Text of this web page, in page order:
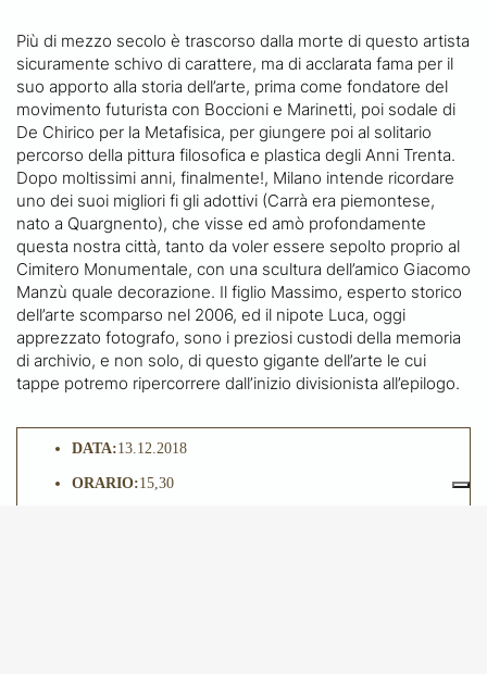
Più di mezzo secolo è trascorso dalla morte di questo artista
sicuramente schivo di carattere, ma di acclarata fama per il
suo apporto alla storia dell’arte, prima come fondatore del
movimento futurista con Boccioni e Marinetti, poi sodale di
De Chirico per la Metafisica, per giungere poi al solitario
percorso della pittura filosofica e plastica degli Anni Trenta.
Dopo moltissimi anni, finalmente!, Milano intende ricordare
uno dei suoi migliori fi gli adottivi (Carrà era piemontese,
nato a Quargnento), che visse ed amò profondamente
questa nostra città, tanto da voler essere sepolto proprio al
Cimitero Monumentale, con una scultura dell’amico Giacomo
Manzù quale decorazione. Il figlio Massimo, esperto storico
dell’arte scomparso nel 2006, ed il nipote Luca, oggi
apprezzato fotografo, sono i preziosi custodi della memoria
di archivio, e non solo, di questo gigante dell’arte le cui
tappe potremo ripercorrere dall’inizio divisionista all’epilogo.
DATA:13.12.2018
ORARIO:15,30